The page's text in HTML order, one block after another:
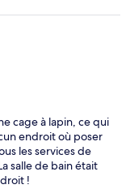
se reposer après
cage à lapin, ce qui
endroit où poser
les services de
salle de bain était
!